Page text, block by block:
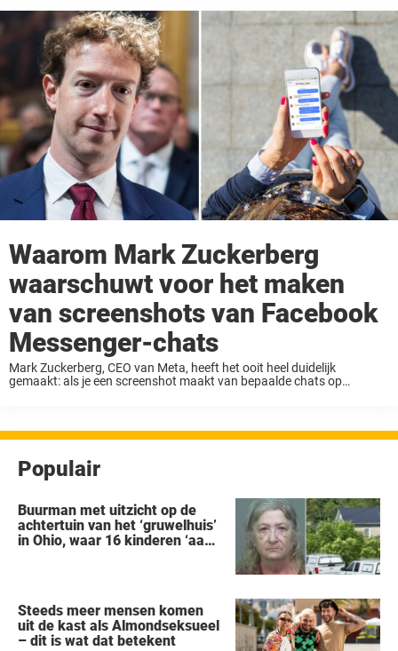
Waarom Mark Zuckerberg
waarschuwt voor het maken
van screenshots van Facebook
Messenger-chats
Mark Zuckerberg, CEO van Meta, heeft het ooit heel duidelijk
gemaakt: als je een screenshot maakt van bepaalde chats op
Populair
Buurman met uitzicht op de
achtertuin van het ‘gruwelhuis’
in Ohio, waar 16 kinderen ‘aan
Steeds meer mensen komen
uit de kast als Almondseksueel
– dit is wat dat betekent